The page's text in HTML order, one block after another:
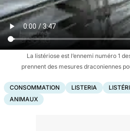
La listériose est l’ennemi numéro 1
prennent des mesures draconiennes
CONSOMMATION
LISTERIA
ANIMAUX